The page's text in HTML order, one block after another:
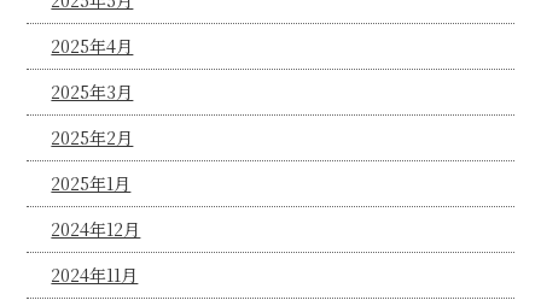
2025年4月
2025年3月
2025年2月
2025年1月
2024年12月
2024年11月